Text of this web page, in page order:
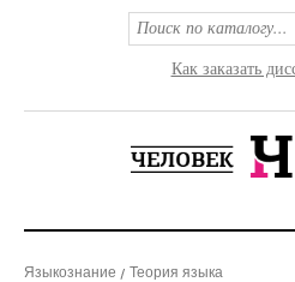
Как заказать
Языкознание Теория языка